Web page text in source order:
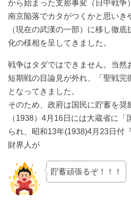
から始まった支那事変（日中戦争
南京陥落でカタがつくかと思いき
（現在の武漢の一部）に移し徹
化の様相を呈してきました。
戦争はタダではできません。当然
短期戦の目論見が外れ、「聖戦完
となってきました。
そのため、政府は国民に貯蓄を奨
・・
（1938）4月16日には大蔵省に
られ、昭和13年(1938)4月23日付
財界人が
貯蓄頑張るぞ！！！